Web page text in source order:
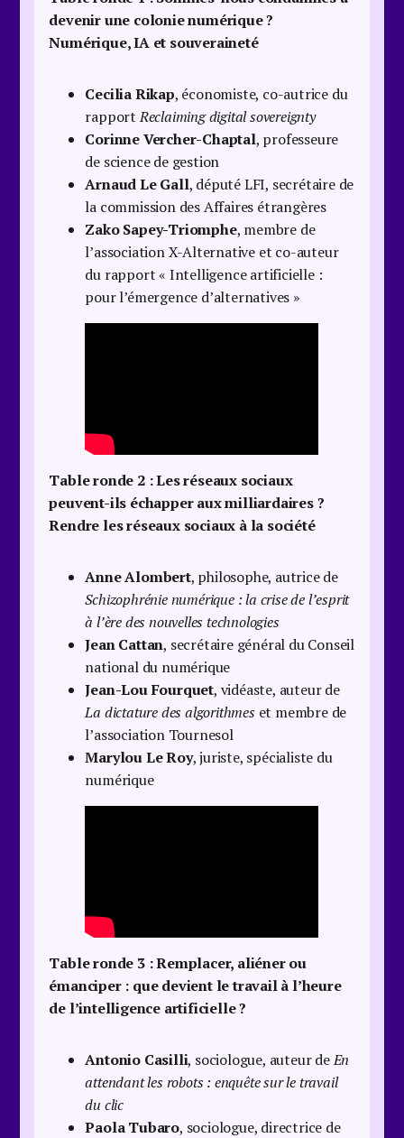
devenir une colonie numérique ?
Numérique, IA et souveraineté
Cecilia Rikap, économiste, co-autrice du
rapportReclaiming digital sovereignty
Corinne Vercher-Chaptal, professeure
de science de gestion
Arnaud Le Gall, député LFI, secrétaire de
la commission des Affaires étrangères
Zako Sapey-Triomphe, membre de
l’association X-Alternative et co-auteur
du rapport « Intelligence artificielle :
pour l’émergence d’alternatives »
Table ronde 2 :Les réseaux sociaux
peuvent-ils échapper aux milliardaires ?
Rendre les réseaux sociaux à la société
Anne Alombert, philosophe, autrice de
Schizophrénie numérique : la crise de l’esprit
à l’ère des nouvelles technologies
Jean Cattan, secrétaire général du Conseil
national du numérique
Jean-Lou Fourquet, vidéaste, auteur de
La dictature des algorithmeset membre de
l’association Tournesol
Marylou Le Roy, juriste, spécialiste du
numérique
Table ronde 3 :Remplacer, aliéner ou
émanciper : que devient le travail à l’heure
de l’intelligence artificielle ?
Antonio Casilli, sociologue, auteur deEn
attendant les robots : enquête sur le travail
du clic
Paola Tubaro, sociologue, directrice de